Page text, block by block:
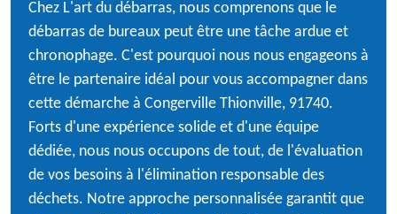
Chez L'art du débarras, nous comprenons que le
débarras de bureaux peut être une tâche ardue et
chronophage. C'est pourquoi nous nous engageons à
être le partenaire idéal pour vous accompagner dans
cette démarche à Congerville Thionville, 91740.
Forts d'une expérience solide et d'une équipe
dédiée, nous nous occupons de tout, de l'évaluation
de vos besoins à l'élimination responsable des
déchets. Notre approche personnalisée garantit que